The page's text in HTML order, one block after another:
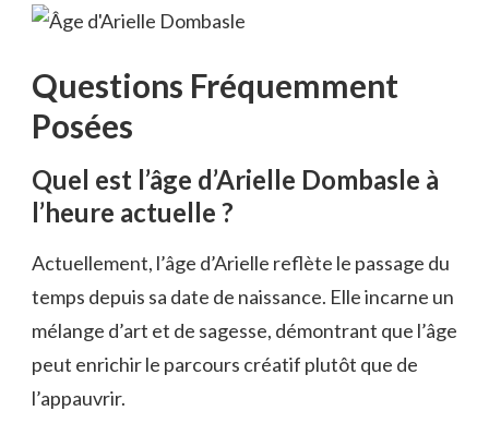
Questions Fréquemment
Posées
Quel est l’âge d’Arielle Dombasle à
l’heure actuelle ?
Actuellement, l’âge d’Arielle reflète le passage du
temps depuis sa date de naissance. Elle incarne un
mélange d’art et de sagesse, démontrant que l’âge
peut enrichir le parcours créatif plutôt que de
l’appauvrir.